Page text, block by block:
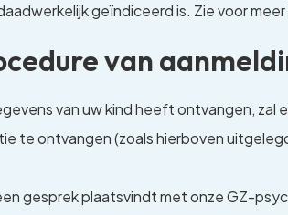
geïndiceerd is. Zie voor
van
van uw kind heeft ontvangen,
te ontvangen (zoals hierboven
gesprek plaatsvindt met onze GZ-